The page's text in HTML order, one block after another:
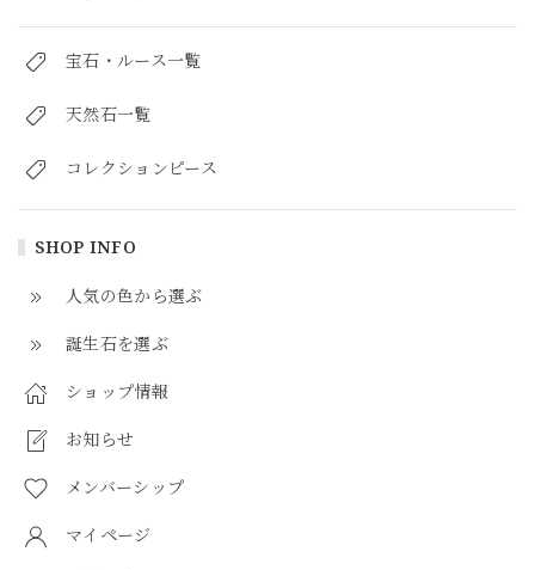
宝石・ルース一覧
天然石一覧
コレクションピース
SHOP INFO
人気の色から選ぶ
誕生石を選ぶ
ショップ情報
お知らせ
メンバーシップ
マイページ